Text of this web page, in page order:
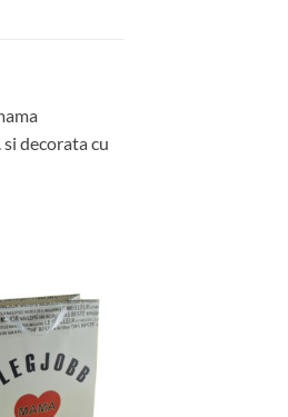
decorata cu